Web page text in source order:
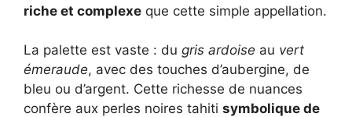
riche et complexe que cette simple appellation.
La palette est vaste : du gris ardoise au vert
émeraude, avec des touches d’aubergine, de
bleu ou d’argent. Cette richesse de nuances
confère aux perles noires tahiti symbolique de